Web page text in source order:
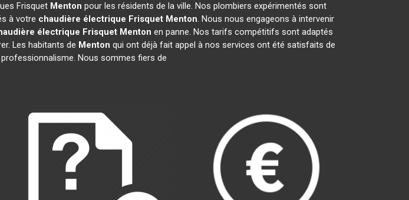
Frisquet Menton pour les résidents de la ville. Nos plombiers expérimentés sont
à votre chaudière électrique Frisquet Menton. Nous nous engageons à intervenir
électrique Frisquet Menton en panne. Nos tarifs compétitifs sont adaptés
Les habitants de Menton qui ont déjà fait appel à nos services ont été satisfaits de
Nous sommes fiers de